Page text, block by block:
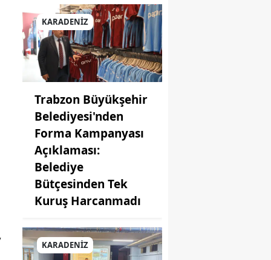
Raporunu
Paylaştı:
Çalışmalar İlçe
Genelinde
Aralıksız
Sürüyor
KARADENİZ
Trabzon Büyükşehir
Belediyesi'nden
Forma Kampanyası
Açıklaması:
Belediye
Bütçesinden Tek
Kuruş Harcanmadı
KARADENİZ